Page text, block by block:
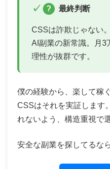
? 最終判断
CSSは詐欺じゃない
AI副業の新常識。月3
理性が抜群です。
僕の経験から、楽して稼
CSSはそれを実証します
れないよう、構造重視で
安全な副業を探してるな